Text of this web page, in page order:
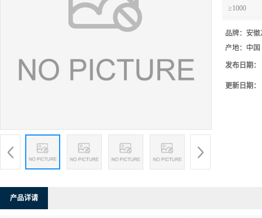
≥1000
品牌： 安徽
产地： 中国
发布日期：
更新日期：
产品详请